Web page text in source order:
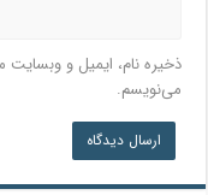
ذخیره نام، ایمیل و وبسایت
می‌نویسم.